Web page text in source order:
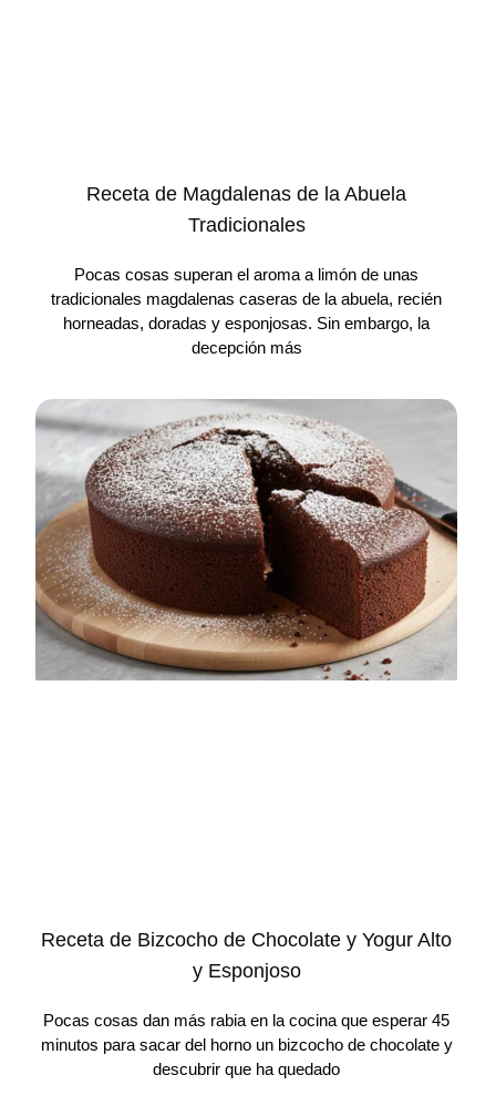
Receta de Magdalenas de la Abuela
Tradicionales
Pocas cosas superan el aroma a limón de unas
tradicionales magdalenas caseras de la abuela, recién
horneadas, doradas y esponjosas. Sin embargo, la
decepción más
Receta de Bizcocho de Chocolate y Yogur Alto
y Esponjoso
Pocas cosas dan más rabia en la cocina que esperar 45
minutos para sacar del horno un bizcocho de chocolate y
descubrir que ha quedado